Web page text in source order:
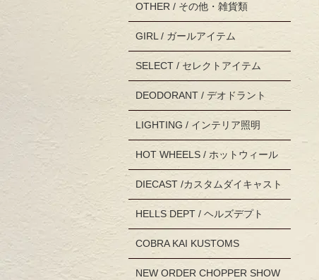
OTHER / その他・雑貨類
GIRL / ガールアイテム
SELECT / セレクトアイテム
DEODORANT / デオドラント
LIGHTING / インテリア照明
HOT WHEELS / ホットウィール
DIECAST /カスタムダイキャスト
HELLS DEPT / ヘルズデプト
COBRA KAI KUSTOMS
NEW ORDER CHOPPER SHOW